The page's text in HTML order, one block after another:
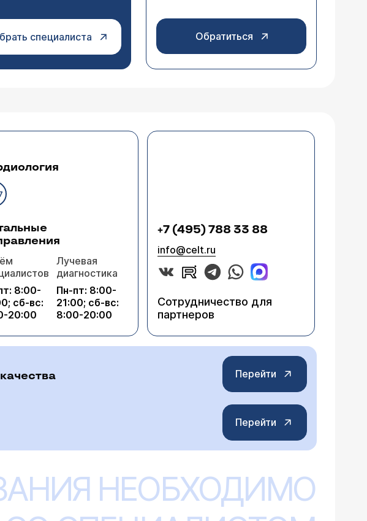
специалиста Обратиться
8:00-
сб-вс:
20:00
Лучевая
диагностика
Пн-пт: 8:00-
21:00; сб-вс:
8:00-20:00
+7 (495) 788 33 88
info@celt.ru
Сотрудничество для
партнеров
Перейти
Перейти
НЕОБХОДИМО